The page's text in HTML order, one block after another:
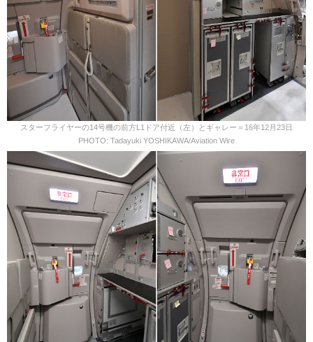
スターフライヤーの14号機の前方L1ドア付近（左）とギャレー＝16年12月23日
PHOTO: Tadayuki YOSHIKAWA/Aviation Wire